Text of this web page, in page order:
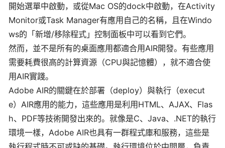
開始選單中啟動，或從Mac OS的dock中啟動，在Activity
Monitor或Task Manager有應用自己的名稱，且在Windo
ws的「新增/移除程式」控制面板中可以看到它們。
然而，並不是所有的桌面應用都適合用AIR開發。有些應用
需要耗費很高的計算資源（CPU與記憶體），就不適合使
用AIR實踐。
Adobe AIR的關鍵在於部署（deploy）與執行（execut
e）AIR應用的能力，這些應用是利用HTML、AJAX、Flas
h、PDF等技術開發出來的。就像是C、Java、.NET的執行
環境一樣，Adobe AIR也具有一群程式庫和服務，這些是